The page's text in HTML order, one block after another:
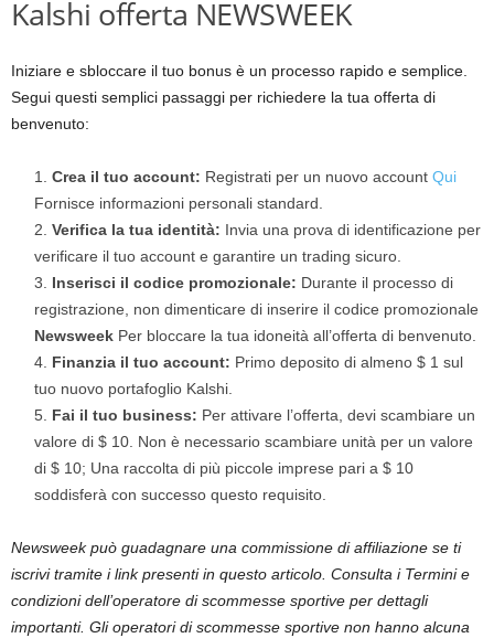
Kalshi offerta NEWSWEEK
Iniziare e sbloccare il tuo bonus è un processo rapido e semplice.
Segui questi semplici passaggi per richiedere la tua offerta di
benvenuto:
Crea il tuo account: Registrati per un nuovo account Qui
Fornisce informazioni personali standard.
Verifica la tua identità: Invia una prova di identificazione per
verificare il tuo account e garantire un trading sicuro.
Inserisci il codice promozionale: Durante il processo di
registrazione, non dimenticare di inserire il codice promozionale
Newsweek Per bloccare la tua idoneità all’offerta di benvenuto.
Finanzia il tuo account: Primo deposito di almeno $ 1 sul
tuo nuovo portafoglio Kalshi.
Fai il tuo business: Per attivare l’offerta, devi scambiare un
valore di $ 10. Non è necessario scambiare unità per un valore
di $ 10; Una raccolta di più piccole imprese pari a $ 10
soddisferà con successo questo requisito.
Newsweek può guadagnare una commissione di affiliazione se ti
iscrivi tramite i link presenti in questo articolo. Consulta i Termini e
condizioni dell’operatore di scommesse sportive per dettagli
importanti. Gli operatori di scommesse sportive non hanno alcuna